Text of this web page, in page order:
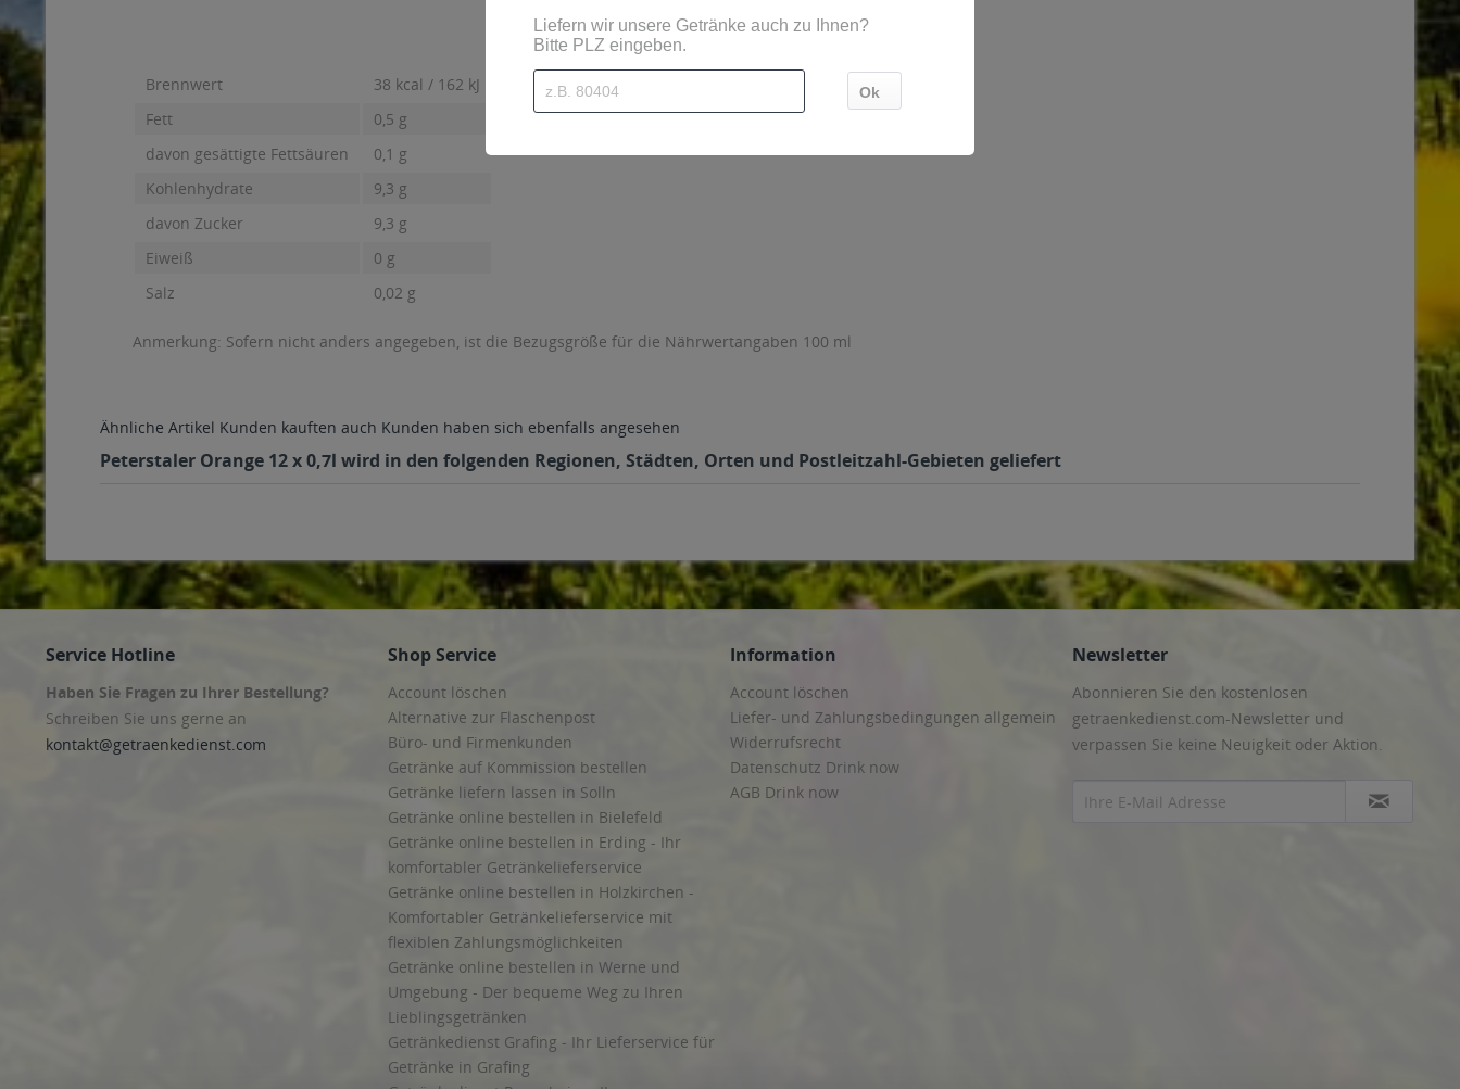
Brennwert
38 kcal / 162 kJ
Fett
0,5 g
davon gesättigte Fettsäuren
0,1 g
Kohlenhydrate
9,3 g
davon Zucker
9,3 g
Eiweiß
0 g
Salz
0,02 g
Anmerkung: Sofern nicht anders angegeben, ist die Bezugsgröße für die Nährwertangaben 100 ml
Ähnliche Artikel Kunden kauften auch Kunden haben sich ebenfalls angesehen
Peterstaler Orange 12 x 0,7l wird in den folgenden Regionen, Städten, Orten und Postleitzahl-Gebieten geliefert
Service Hotline
Haben Sie Fragen zu Ihrer Bestellung?
Schreiben Sie uns gerne an
kontakt@getraenkedienst.com
Shop Service
Account löschen
Alternative zur Flaschenpost
Büro- und Firmenkunden
Getränke auf Kommission bestellen
Getränke liefern lassen in Solln
Getränke online bestellen in Bielefeld
Getränke online bestellen in Erding - Ihr
komfortabler Getränkelieferservice
Getränke online bestellen in Holzkirchen -
Komfortabler Getränkelieferservice mit
flexiblen Zahlungsmöglichkeiten
Getränke online bestellen in Werne und
Umgebung - Der bequeme Weg zu Ihren
Lieblingsgetränken
Getränkedienst Grafing - Ihr Lieferservice für
Getränke in Grafing
Information
Account löschen
Liefer- und Zahlungsbedingungen allgemein
Widerrufsrecht
Datenschutz Drink now
AGB Drink now
Newsletter
Abonnieren Sie den kostenlosen
getraenkedienst.com-Newsletter und
verpassen Sie keine Neuigkeit oder Aktion.